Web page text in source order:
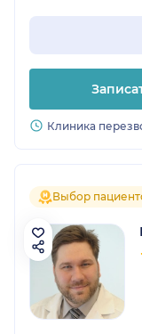
Клиника
Выбор